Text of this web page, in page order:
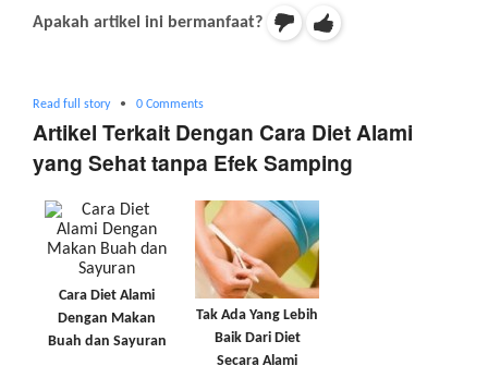
Apakah artikel ini bermanfaat?
Read full story • 0 Comments
Artikel Terkait Dengan Cara Diet Alami
yang Sehat tanpa Efek Samping
Cara Diet Alami
Dengan Makan
Buah dan Sayuran
Tak Ada Yang Lebih
Baik Dari Diet
Secara Alami